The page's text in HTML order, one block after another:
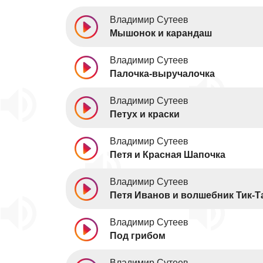
Владимир Сутеев
Мышонок и карандаш
Владимир Сутеев
Палочка-выручалочка
Владимир Сутеев
Петух и краски
Владимир Сутеев
Петя и Красная Шапочка
Владимир Сутеев
Петя Иванов и волшебник Тик-
Владимир Сутеев
Под грибом